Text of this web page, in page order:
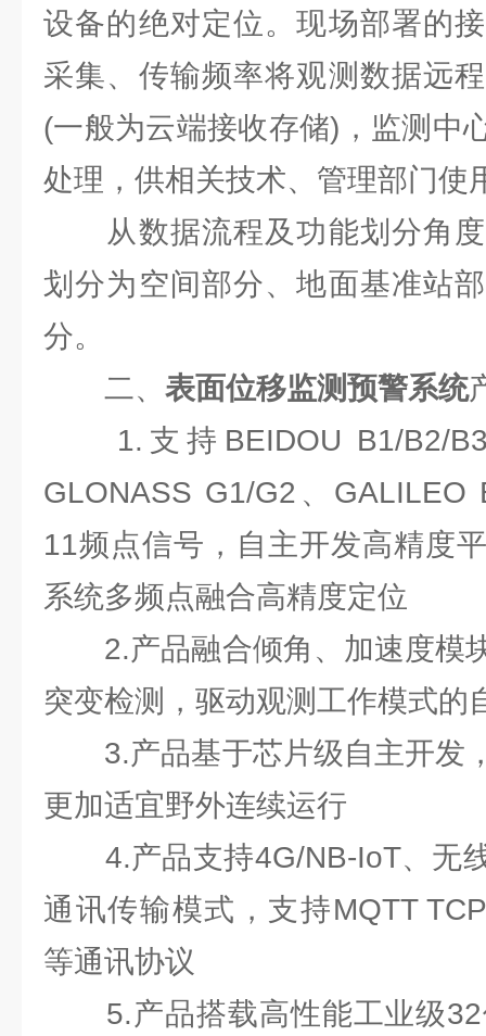
设备的绝对定位。现场部署的
采集、传输频率将观测数据远
(一般为云端接收存储)，监测中
处理，供相关技术、管理部门使
从数据流程及功能划分角度
划分为空间部分、地面基准站
分。
二、 表面位移监测预警系统
1.支持BEIDOU B1/B2/B3
GLONASS G1/G2、
11频点信号，自主开发高精度
系统多频点融合高精度定位
2.产品融合倾角、加速度模
突变检测，驱动观测工作模式的
3.产品基于芯片级自主开发
更加适宜野外连续运行
4.产品支持4G/NB-IoT、无
通讯传输模式，支持MQTT
等通讯协议
5.产品搭载高性能工业级32